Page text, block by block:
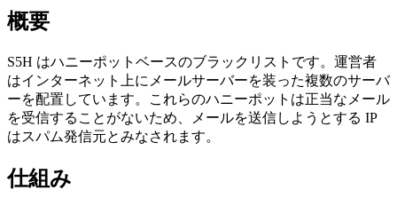
概要
S5H はハニーポットベースのブラックリストです。運営者
はインターネット上にメールサーバーを装った複数のサーバ
ーを配置しています。これらのハニーポットは正当なメール
を受信することがないため、メールを送信しようとする IP
はスパム発信元とみなされます。
仕組み